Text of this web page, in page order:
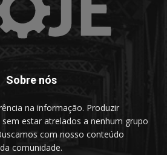
Sobre nós
na informação. Produzir
estar atrelados a nenhum grupo
com nosso conteúdo
comunidade.